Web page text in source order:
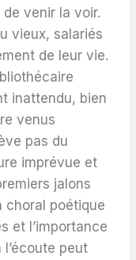
venir la voir.
vieux, salariés
de leur vie.
inattendu, bien
venus
pas du
imprévue et
jalons
choral poétique
et l’importance
peut